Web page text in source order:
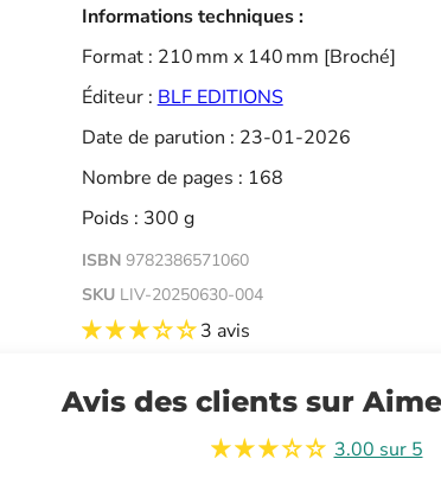
Informations techniques :
Format : 210 mm x 140 mm [Broché]
Éditeur : BLF EDITIONS
Date de parution : 23-01-2026
Nombre de pages : 168
Poids : 300 g
ISBN 9782386571060
SKU LIV-20250630-004
3 avis
Avis des clients sur
3.00 sur 5